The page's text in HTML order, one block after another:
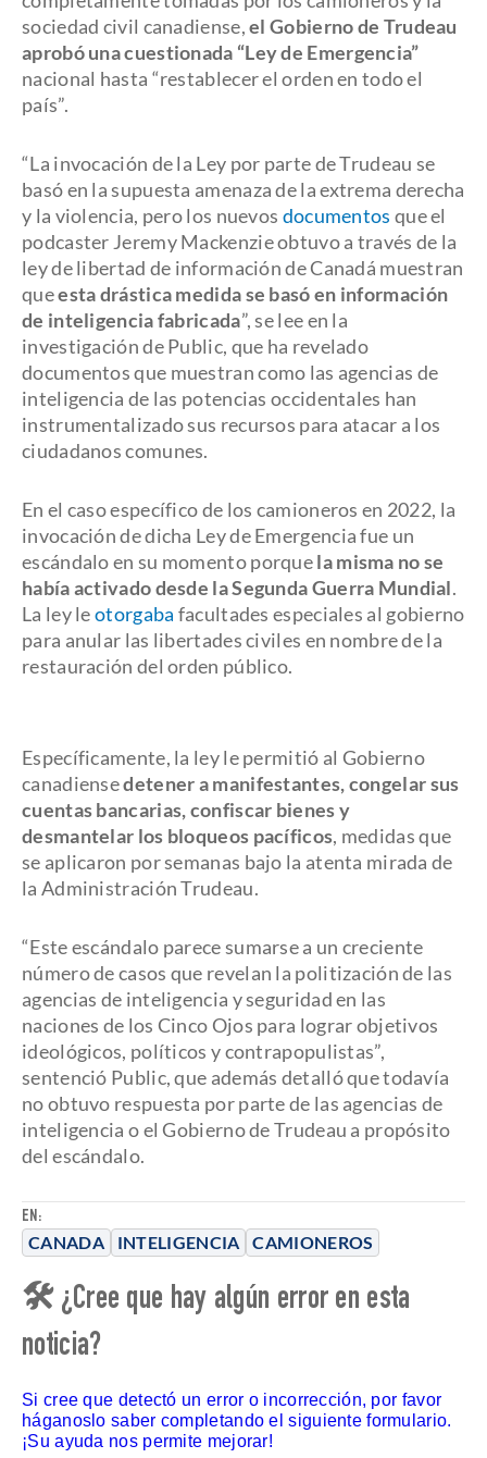
EN:
CANADA INTELIGENCIA CAMIONEROS
sociedad civil canadiense,el Gobierno de Trudeau
aprobó una cuestionada “Ley de Emergencia”
nacional hasta “restablecer el orden en todo el
país”.
“La invocación de la Ley por parte de Trudeau se
basó en la supuesta amenaza de la extrema derecha
y la violencia, pero los nuevos documentos que el
podcaster Jeremy Mackenzie obtuvo a través de la
ley de libertad de información de Canadá muestran
queesta drástica medida se basó en información
de inteligencia fabricada”, se lee en la
investigación de Public, que ha revelado
documentos que muestran como las agencias de
inteligencia de las potencias occidentales han
instrumentalizado sus recursos para atacar a los
ciudadanos comunes.
En el caso específico de los camioneros en 2022, la
invocación de dicha Ley de Emergencia fue un
escándalo en su momento porquela misma no se
había activado desde la Segunda Guerra Mundial.
La ley leotorgaba facultades especiales al gobierno
para anular las libertades civiles en nombre de la
restauración del orden público.
Específicamente, la ley le permitió al Gobierno
canadiensedetener a manifestantes, congelar sus
cuentas bancarias, confiscar bienes y
desmantelar los bloqueos pacíficos, medidas que
se aplicaron por semanas bajo la atenta mirada de
la Administración Trudeau.
“Este escándalo parece sumarse a un creciente
número de casos que revelan la politización de las
agencias de inteligencia y seguridad en las
naciones de los Cinco Ojos para lograr objetivos
ideológicos, políticos y contrapopulistas”,
sentenció Public, que además detalló que todavía
no obtuvo respuesta por parte de las agencias de
inteligencia o el Gobierno de Trudeau a propósito
del escándalo.
🛠 ¿Cree que hay algún error en esta
noticia?
Si cree que detectó un error o incorrección, por favor
háganoslo saber completando el siguiente formulario.
¡Su ayuda nos permite mejorar!